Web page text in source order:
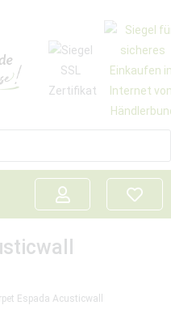
Espada Acusticwall